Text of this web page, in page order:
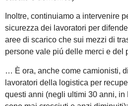
Inoltre, continuiamo a intervenire
sicurezza dei lavoratori per
aree di scarico che sui mezzi di
persone vale piú delle merci e del
… È ora, anche come camionisti,
lavoratori della logistica per
questi anni (negli ultimi 30 anni, in